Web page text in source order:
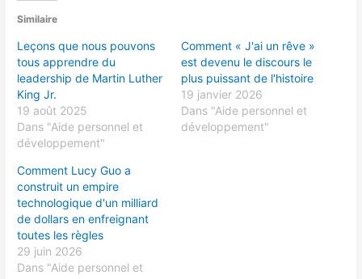
Similaire
Leçons que nous pouvons
tous apprendre du
leadership de Martin Luther
King Jr.
19 août 2025
Dans "Aide personnel et
développement"
Comment « J'ai un rêve »
est devenu le discours le
plus puissant de l'histoire
19 janvier 2026
Dans "Aide personnel et
développement"
Comment Lucy Guo a
construit un empire
technologique d'un milliard
de dollars en enfreignant
toutes les règles
29 juin 2026
Dans "Aide personnel et